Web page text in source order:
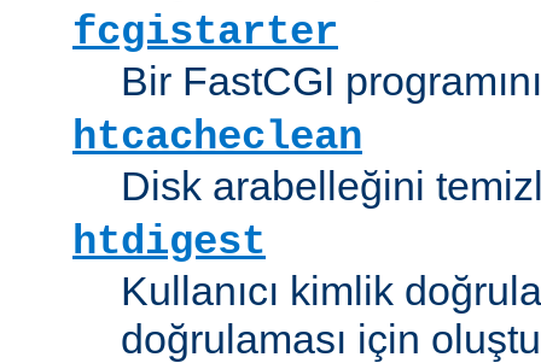
fcgistarter
Bir FastCGI programını
htcacheclean
Disk arabelleğini
htdigest
Kullanıcı kimlik
doğrulaması için